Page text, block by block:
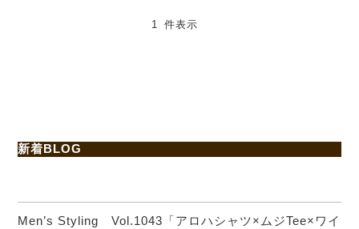
1 件表示
新着BLOG
Men’s Styling Vol.1043「アロハシャツ×ムジTee×ワイ